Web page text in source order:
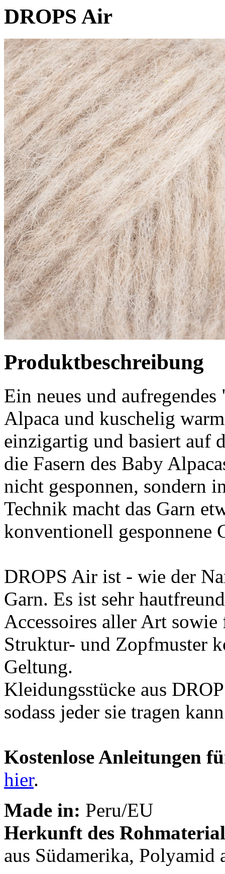
DROPS Air
Produktbeschreibung
Ein neues und
Alpaca und kuschelig
einzigartig und basiert auf
die Fasern des Baby
nicht gesponnen, sondern
Technik macht das Garn
konventionell gesponnene
DROPS Air ist - wie der
Garn. Es ist sehr
Accessoires aller Art
Struktur- und Zopfmuster
Geltung.
Kleidungsstücke aus
sodass jeder sie tragen
Kostenlose Anleitungen
hier.
Made in: Peru/EU
Herkunft des
aus Südamerika, Polyamid